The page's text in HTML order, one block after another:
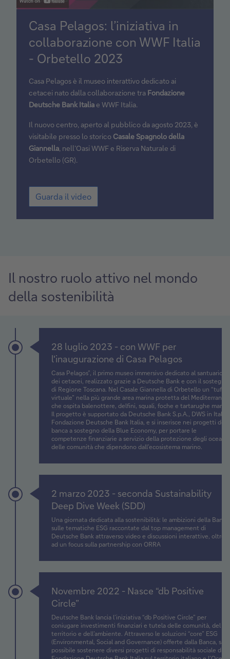
Casa Pelagos: l’iniziativa in
collaborazione con WWF Italia
- Orbetello 2023
Casa Pelagos è il museo interattivo dedicato ai
cetacei nato dalla collaborazione tra Fondazione
Deutsche Bank Italia e WWF Italia.
Il nuovo centro, aperto al pubblico da agosto 2023, è
visitabile presso lo storico Casale Spagnolo della
Giannella, nell’Oasi WWF e Riserva Naturale di
Orbetello (GR).
Guarda il video
Il nostro ruolo attivo nel mondo
della sostenibilità
Timeline
Item
1
28 luglio 2023 - con WWF per
l'inaugurazione di Casa Pelagos
Casa Pelagos”, il primo museo immersivo dedicato al santuario
dei cetacei, realizzato grazie a Deutsche Bank e con il sostegno
di Regione Toscana. Nel Casale Giannella di Orbetello un “tuffo
virtuale” nella più grande area marina protetta del Mediterraneo
che ospita balenottere, delfini, squali, foche e tartarughe
Il progetto è supportato da Deutsche Bank S.p.A., DWS in Italia
Fondazione Deutsche Bank Italia, e si inserisce nei progetti
banca a sostegno della Blue Economy, per portare le
competenze finanziarie a servizio della protezione degli oceani
delle comunità che dipendono dall’ecosistema marino.
Timeline
Item
2
2 marzo 2023 - seconda Sustainability
Deep Dive Week (SDD)
Una giornata dedicata alla sostenibilità: le ambizioni della Banca
sulle tematiche ESG raccontate dal top management di
Deutsche Bank attraverso video e discussioni interattive, oltre
ad un focus sulla partnership con ORRA
Timeline
Item
3
Novembre 2022 - Nasce “db Positive
Circle”
Deutsche Bank lancia l’iniziativa “db Positive Circle” per
coniugare investimenti finanziari e tutela delle comunità, del
territorio e dell’ambiente. Attraverso le soluzioni “core” ESG
(Environmental, Social and Governance) offerte dalla Banca, sarà
possibile sostenere diversi progetti di responsabilità sociale di